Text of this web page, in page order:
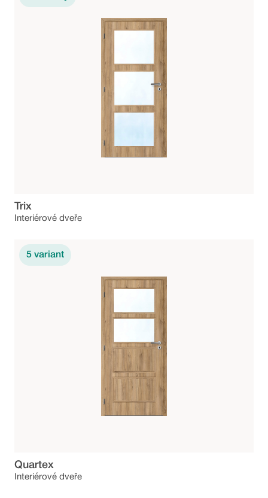
Trix
Interiérové dveře
Quartex
Interiérové dveře
5 variant